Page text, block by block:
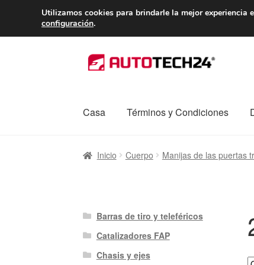
ENTREGA
Ir
a
Ir
al
Casa Términos y Condiciones
InicioCaja registradora Carro Contacto
Inicio Cuerpo Manijas de las puertas
Barras de tiro y teleféricos
Catalizadores FAP
Chasis y ejes
Utilizamos cookies para brindarle la mejor experiencia
configuración.